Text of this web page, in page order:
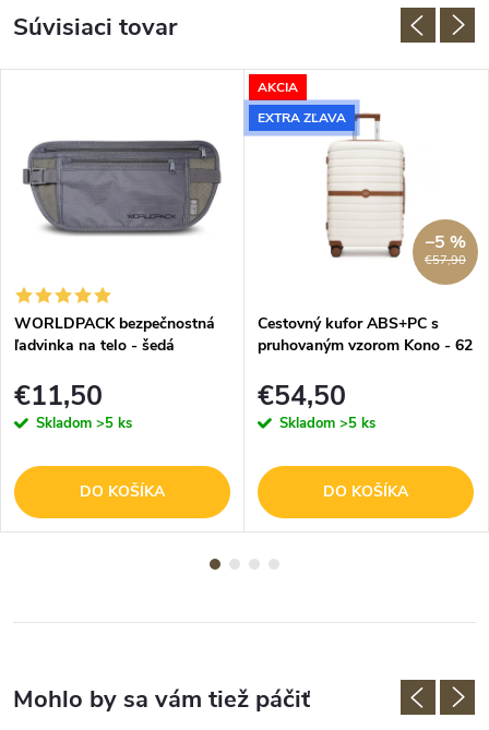
Súvisiaci tovar
WORLDPACK bezpečnostná
ľadvinka na telo - šedá
€11,50
Skladom >5 ks
DO KOŠÍKA
AKCIA
EXTRA ZĽAVA
€57,90
–5 %
Cestovný kufor ABS+PC s
pruhovaným vzorom Kono - 62
€54,50
Skladom >5 ks
DO KOŠÍKA